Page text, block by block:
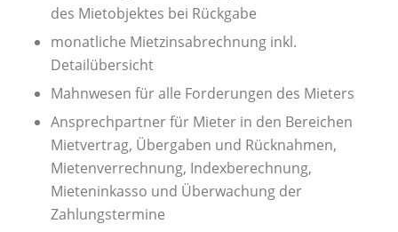
des Mietobjektes bei Rückgabe
monatliche Mietzinsabrechnung inkl.
Detailübersicht
Mahnwesen für alle Forderungen des Mieters
Ansprechpartner für Mieter in den Bereichen
Mietvertrag, Übergaben und Rücknahmen,
Mietenverrechnung, Indexberechnung,
Mieteninkasso und Überwachung der
Zahlungstermine